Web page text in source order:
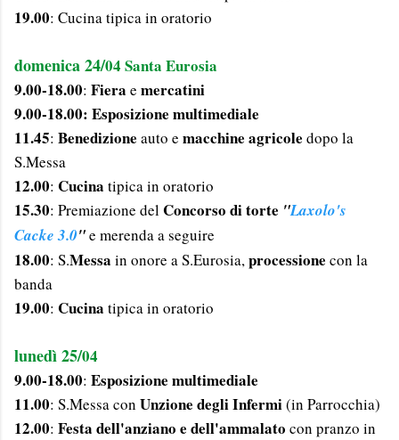
19.00: Cucina tipica in oratorio
domenica 24/04 Santa Eurosia
9.00-18.00: Fiera e mercatini
9.00-18.00: Esposizione multimediale
11.45: Benedizione auto e macchine agricole dopo la
S.Messa
12.00: Cucina tipica in oratorio
15.30: Premiazione del Concorso di torte "Laxolo's
Cacke 3.0"e merenda a seguire
18.00: S.Messa in onore a S.Eurosia, processione con la
banda
19.00: Cucina tipica in oratorio
lunedì 25/04
9.00-18.00: Esposizione multimediale
11.00: S.Messa con Unzione degli Infermi(in Parrocchia)
12.00: Festa dell'anziano e dell'ammalato con pranzo in